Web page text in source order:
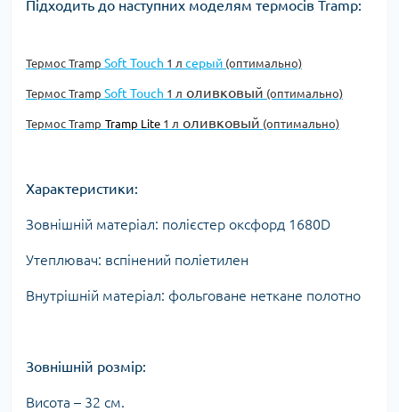
Підходить до наступних моделям термосів Tramp:
Термос Tramp Soft Touch 1 л серый (оптимально)
Термос Tramp Soft Touch 1 л оливковый (оптимально)
Термос Tramp Tramp Lite 1 л оливковый (оптимально)
Характеристики:
Зовнішній матеріал: полієстер оксфорд 1680D
Утеплювач: вспінений поліетилен
Внутрішній матеріал: фольговане неткане полотно
Зовнішній розмір:
Висота – 32 см.